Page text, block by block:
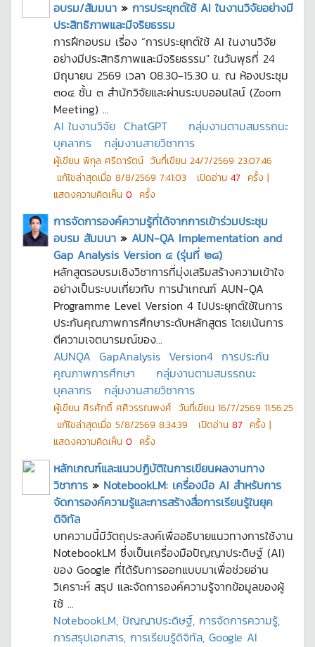
อบรม/สัมมนา » การประยุกต์ใช้ AI ในงานวิจัยอย่างมี
ประสิทธิภาพและมีจริยธรรม
การฝึกอบรม เรื่อง “การประยุกต์ใช้ AI ในงานวิจัย
อย่างมีประสิทธิภาพและมีจริยธรรม" ในวันพุธที่ 24
มิถุนายน 2569 เวลา 08.30-15.30 น. ณ ห้องประชุม
๓๐๔ ชั้น ๓ สำนักวิจัยและผ่านระบบออนไลน์ (Zoom
Meeting) ...
AI ในงานวิจัย ChatGPT
กลุ่มงานตามสมรรถนะ
บุคลากร
กลุ่มงานสายวิชาการ
ผู้เขียน พิกุล ศรีดารัตน์ วันที่เขียน 24/7/2569 23:07:46
แก้ไขล่าสุดเมื่อ 8/8/2569 7:41:03 เปิดอ่าน 47 ครั้ง |
แสดงความคิดเห็น 0 ครั้ง
การจัดการองค์ความรู้ที่ได้จากการเข้าร่วมประชุม
อบรม สัมมนา » AUN-QA Implementation and
Gap Analysis Version ๔ (รุ่นที่ ๒๘)
หลักสูตรอบรมเชิงวิชาการที่มุ่งเสริมสร้างความเข้าใจ
อย่างเป็นระบบเกี่ยวกับ การนำเกณฑ์ AUN-QA
Programme Level Version 4 ไปประยุกต์ใช้ในการ
ประกันคุณภาพการศึกษาระดับหลักสูตร โดยเน้นการ
ตีความเจตนารมณ์ของ...
AUNQA GapAnalysis Version4 การประกัน
คุณภาพการศึกษา
กลุ่มงานตามสมรรถนะ
บุคลากร
กลุ่มงานสายวิชาการ
ผู้เขียน ศิรศักดิ์ ศศิวรรณพงศ์ วันที่เขียน 16/7/2569 11:56:25
แก้ไขล่าสุดเมื่อ 5/8/2569 8:34:39 เปิดอ่าน 87 ครั้ง |
แสดงความคิดเห็น 0 ครั้ง
หลักเกณฑ์และแนวปฏิบัติในการเขียนผลงานทาง
วิชาการ » NotebookLM: เครื่องมือ AI สำหรับการ
จัดการองค์ความรู้และการสร้างสื่อการเรียนรู้ในยุค
ดิจิทัล
บทความนี้มีวัตถุประสงค์เพื่ออธิบายแนวทางการใช้งาน
NotebookLM ซึ่งเป็นเครื่องมือปัญญาประดิษฐ์ (AI)
ของ Google ที่ได้รับการออกแบบมาเพื่อช่วยอ่าน
วิเคราะห์ สรุป และจัดการองค์ความรู้จากข้อมูลของผู้
ใช้ ...
NotebookLM, ปัญญาประดิษฐ์, การจัดการความรู้,
การสรุปเอกสาร, การเรียนรู้ดิจิทัล, Google AI